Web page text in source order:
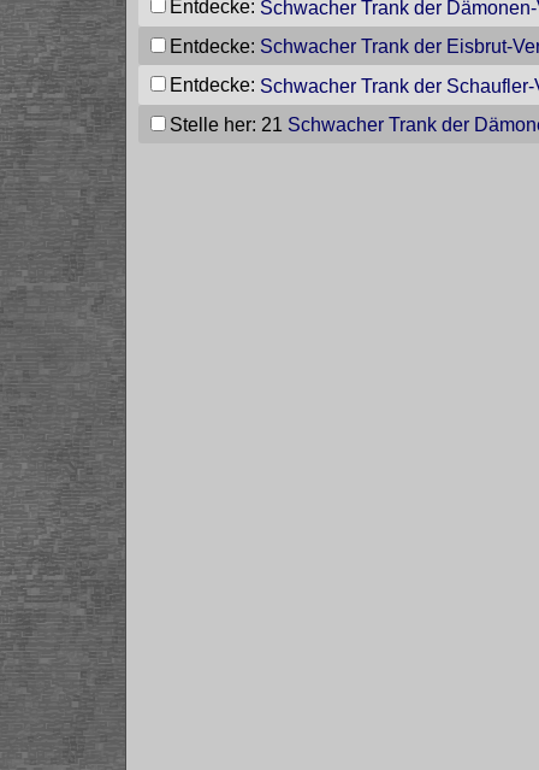
Entdecke: Schwacher Trank der
Entdecke: Schwacher Trank der Eisbrut-
Entdecke: Schwacher Trank der
Stelle her: 21 Schwacher Trank der